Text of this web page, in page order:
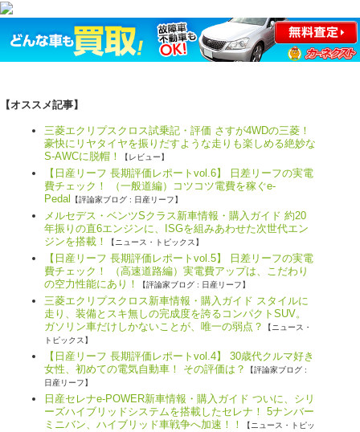
【オススメ記事】
三菱エクリプスクロス試乗記・評価 さすが4WDの三菱！
豪快にリヤタイヤを振りだすような走りも楽しめる絶妙な
S-AWCに脱帽！
【レビュー】
【日産リーフ 長期評価レポートvol.6】 日差リーフの実電
費チェック！ （一般道編）コツコツ電費を稼ぐe-
Pedal
【評論家ブログ : 日産リーフ】
メルセデス・ベンツSクラス新車情報・購入ガイド 約20
年振りの直6エンジンに、ISGを組みあわせた次世代エン
ジンを搭載！
【ニュース・トピックス】
【日産リーフ 長期評価レポートvol.5】 日差リーフの実電
費チェック！ （高速道路編）実電費アップは、こだわり
の空力性能にあり！
【評論家ブログ : 日産リーフ】
三菱エクリプスクロス新車情報・購入ガイド スタイルに
走り、装備とスキ無しの完成度を誇るコンパクトSUV。
ガソリン車だけしかないことが、唯一の弱点？
【ニュース・
トピックス】
【日産リーフ 長期評価レポートvol.4】 30歳代クルマ好き
女性、初めての電気自動車！ その評価は？
【評論家ブログ :
日産リーフ】
日産セレナe-POWER新車情報・購入ガイド ついに、シリ
ーズハイブリッドシステムを搭載したセレナ！ 5ナンバー
ミニバン、ハイブリッド車戦争へ加速！！
【ニュース・トピッ